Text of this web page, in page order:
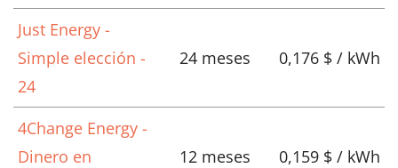
Just Energy -
Simple elección -
24
24 meses 0,176 $ / kWh
4Change Energy -
Dinero en
12 meses 0,159 $ / kWh